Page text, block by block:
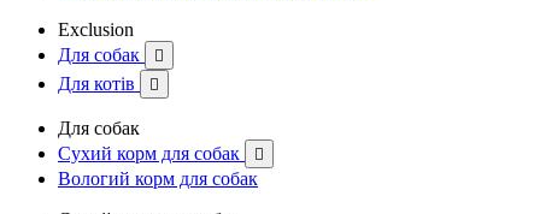
Exclusion
Для собак

Для котів 
Для собак
Сухий корм для собак

Вологий корм для собак